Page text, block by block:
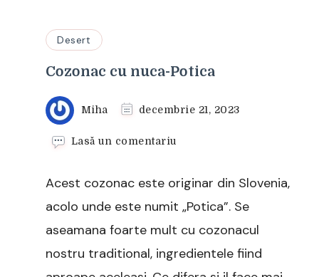
Desert
Cozonac cu nuca-Potica
Miha decembrie 21, 2023
Lasă un comentariu
nuca-
Potica
Acest cozonac este originar din Slovenia,
acolo unde este numit „Potica”. Se
aseamana foarte mult cu cozonacul
nostru traditional, ingredientele fiind